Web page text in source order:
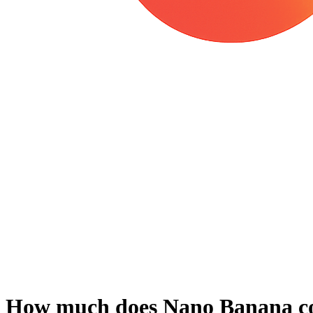
How much does Nano Banana